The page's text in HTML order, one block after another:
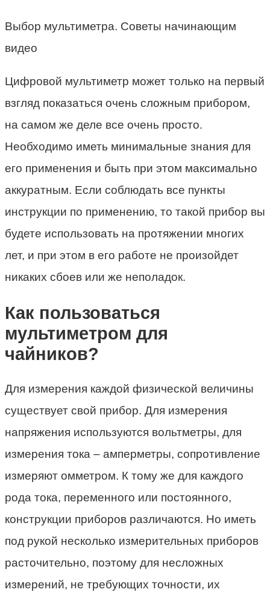
Выбор мультиметра. Советы начинающим
видео
Цифровой мультиметр может только на первый
взгляд показаться очень сложным прибором,
на самом же деле все очень просто.
Необходимо иметь минимальные знания для
его применения и быть при этом максимально
аккуратным. Если соблюдать все пункты
инструкции по применению, то такой прибор вы
будете использовать на протяжении многих
лет, и при этом в его работе не произойдет
никаких сбоев или же неполадок.
Как пользоваться
мультиметром для
чайников?
Для измерения каждой физической величины
существует свой прибор. Для измерения
напряжения используются вольтметры, для
измерения тока – амперметры, сопротивление
измеряют омметром. К тому же для каждого
рода тока, переменного или постоянного,
конструкции приборов различаются. Но иметь
под рукой несколько измерительных приборов
расточительно, поэтому для несложных
измерений, не требующих точности, их